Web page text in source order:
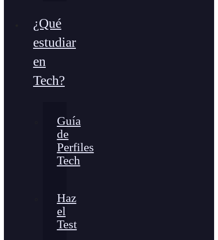
¿Qué
estudiar
en
Tech?
Guía
de
Perfiles
Tech
Haz
el
Test